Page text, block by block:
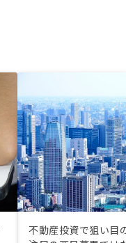
不動産投資で狙い目